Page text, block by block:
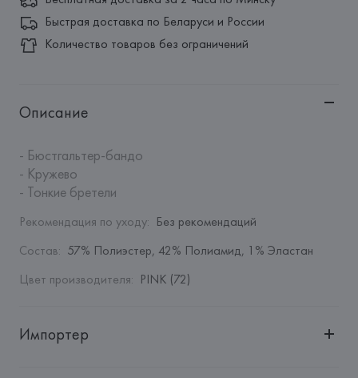
Быстрая доставка по Беларуси и России
Количество товаров без ограничений
Описание
- Бюстгальтер-бандо
- Кружево
- Тонкие бретели
Рекомендация по уходу: Без рекомендаций
Состав: 57% Полиэстер, 42% Полиамид, 1% Эластан
Цвет производителя: PINK (72)
Импортер